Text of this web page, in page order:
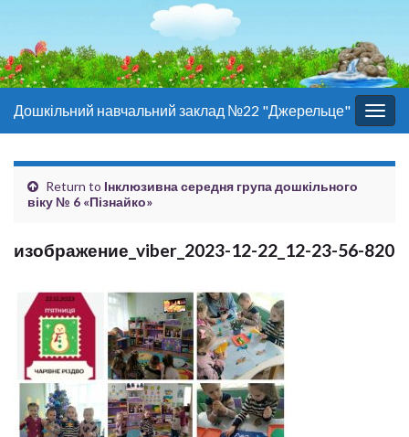
Дошкільний навчальний заклад №22 "Джерельце"
Return to Інклюзивна середня група дошкільного
віку № 6 «Пізнайко»
изображение_viber_2023-12-22_12-23-56-820